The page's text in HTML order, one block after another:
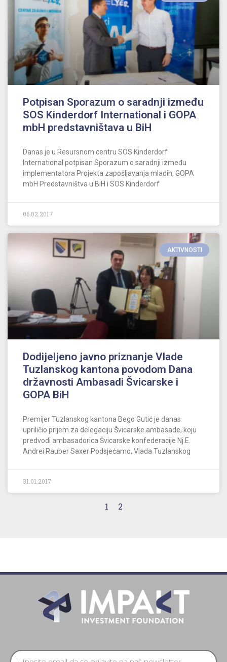
Potpisan Sporazum o saradnji između
SOS Kinderdorf International i GOPA
mbH predstavništava u BiH
Danas je u Resursnom centru SOS Kinderdorf
International potpisan Sporazum o saradnji između
implementatora Projekta zapošljavanja mladih, GOPA
mbH Predstavništva u BiH i SOS Kinderdorf
06.02.2017
AKTIVNOSTI
Dodijeljeno javno priznanje Vlade
Tuzlanskog kantona povodom Dana
državnosti Ambasadi Švicarske i
GOPA BiH
Premijer Tuzlanskog kantona Bego Gutić je danas
upriličio prijem za delegaciju Švicarske ambasade, koju
predvodi ambasadorica Švicarske konfederacije Nj.E.
Andrei Rauber Saxer Podsjećamo, Vlada Tuzlanskog
31.01.2017
1 2